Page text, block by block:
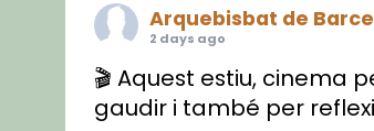
Arquebisbat de
2 days ago
🎬 Aquest estiu, cinema
gaudir i també per